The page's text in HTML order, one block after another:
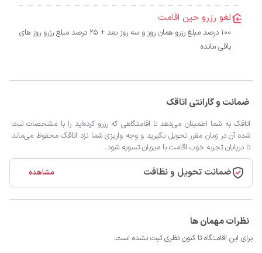
لغو رزرو حین اقامت
100 درصد مبلغ رزرو همان روز و سه روز بعد + 25 درصد مبلغ رزرو روز های
باقی مانده
ضمانت و گارانتی اتاقک
اتاقک به شما اطمینان می‌دهد تا اقامتگاهی که رزرو کرده‌اید را با مشخصات ثبت
شده آن در زمان مقرر تحویل بگیرید و وجه واریزی شما نزد اتاقک محفوظ می‌ماند
تا درپایان تجربه خوب اقامت با میزبان تسویه شود.
ضمانت تحویل و نظافت مشاهده
نظرات مهمان ها
برای این اقامتگاه تا کنون نظری ثبت نشده است.